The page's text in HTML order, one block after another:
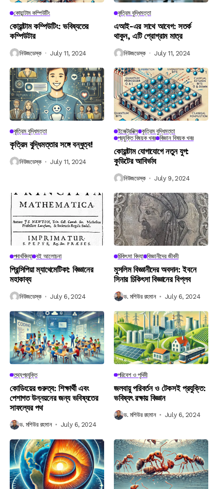
কোয়ান্টাম কম্পিউটিং
কোয়ান্টাম কম্পিউটিং: ভবিষ্যতের
কম্পিউটার
নিউজডেস্ক July 11, 2024
কৃত্রিম বুদ্ধিমত্তা
এআই-এর সাথে আবেগ: সতর্ক
থাকুন, এটি প্রোগ্রাম মাত্র
নিউজডেস্ক July 11, 2024
কৃত্রিম বুদ্ধিমত্তা
কৃত্রিম বুদ্ধিমত্তার সঙ্গে বন্ধুত্ব!
নিউজডেস্ক July 11, 2024
ইলেক্ট্রনিক্স কৃত্রিম বুদ্ধিমত্তা
প্রযুক্তি বিষয়ক খবর বিজ্ঞান বিষয়ক খবর
কোয়ান্টাম যোগাযোগে নতুন যুগ:
কুডিটের আবির্ভাব
নিউজডেস্ক July 9, 2024
পদার্থবিদ্যা বই আলোচনা
প্রিন্সিপিয়া ম্যাথেমেটিকা: বিজ্ঞানের
মহাকাব্য
নিউজডেস্ক July 6, 2024
চিকিৎসা বিদ্যা বিজ্ঞানীদের জীবনী
মুসলিম বিজ্ঞানীদের অবদান: ইবনে
সিনার চিকিৎসা বিজ্ঞানের বিপ্লব
ড. মশিউর রহমান July 6, 2024
তথ্যপ্রযুক্তি
কোডিংয়ের গুরুত্ব: শিক্ষার্থী এবং
পেশাগত উন্নয়নের জন্য ভবিষ্যতের
সাফল্যের পথ
ড. মশিউর রহমান July 6, 2024
পরিবেশ ও পৃথিবী
জলবায়ু পরিবর্তন ও টেকসই প্রযুক্তি:
ভবিষ্যৎ রক্ষায় বিজ্ঞান
ড. মশিউর রহমান July 6, 2024